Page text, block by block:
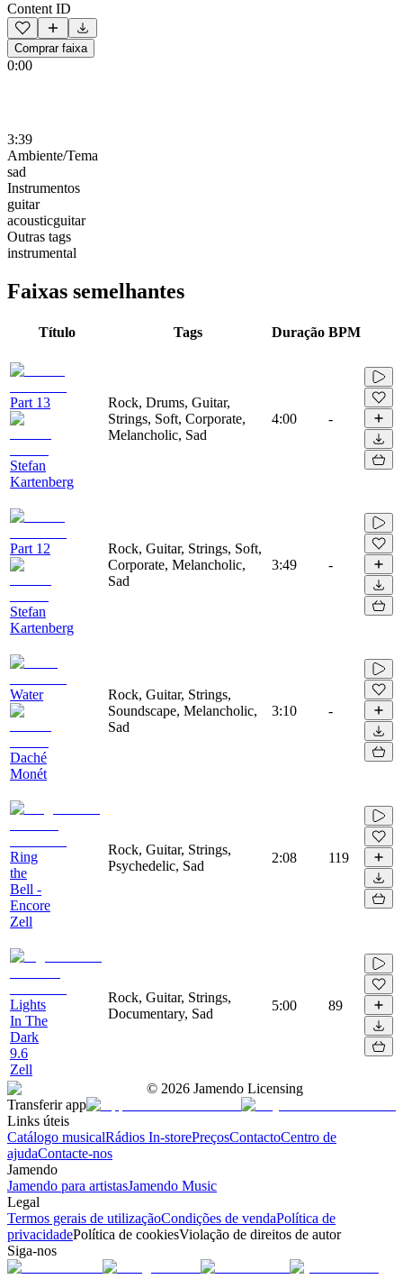
Content ID
Comprar faixa
0:00
3:39
Ambiente/Tema
sad
Instrumentos
guitar
acousticguitar
Outras tags
instrumental
Faixas semelhantes
Título Tags Duração BPM
Part 13
Stefan
Kartenberg
Rock, Drums, Guitar,
Strings, Soft, Corporate,
Melancholic, Sad
4:00 -
Part 12
Stefan
Kartenberg
Rock, Guitar, Strings, Soft,
Corporate, Melancholic,
Sad
3:49 -
Water
Daché
Monét
Rock, Guitar, Strings,
Soundscape, Melancholic,
Sad
3:10 -
Ring
the
Bell -
Encore
Zell
Rock, Guitar, Strings,
Psychedelic, Sad
2:08 119
Lights
In The
Dark
9.6
Zell
Rock, Guitar, Strings,
Documentary, Sad
5:00 89
© 2026 Jamendo Licensing
Transferir app
Links úteis
Catálogo musicalRádios In-storePreçosContactoCentro de
ajudaContacte-nos
Jamendo
Jamendo para artistasJamendo Music
Legal
Termos gerais de utilizaçãoCondições de vendaPolítica de
privacidadePolítica de cookiesViolação de direitos de autor
Siga-nos